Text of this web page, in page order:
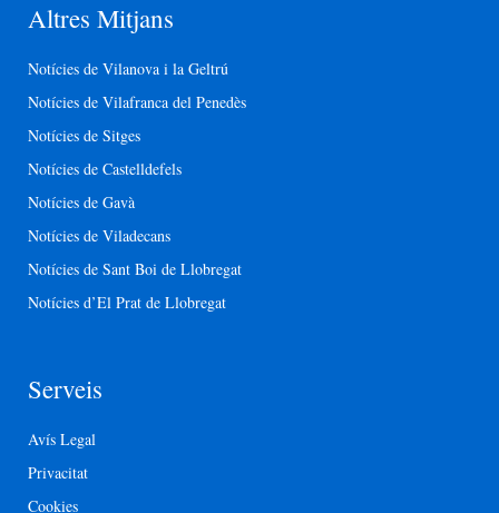
Altres Mitjans
Notícies de Vilanova i la Geltrú
Notícies de Vilafranca del Penedès
Notícies de Sitges
Notícies de Castelldefels
Notícies de Gavà
Notícies de Viladecans
Notícies de Sant Boi de Llobregat
Notícies d’El Prat de Llobregat
Serveis
Avís Legal
Privacitat
Cookies